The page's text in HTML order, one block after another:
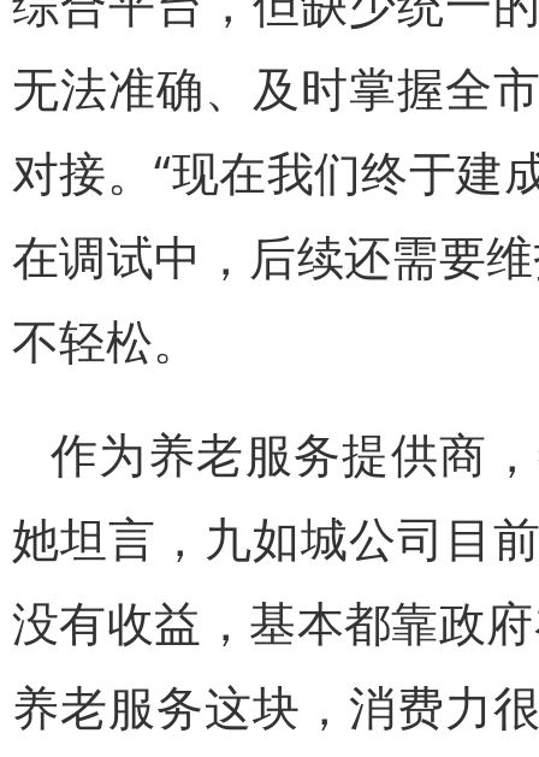
无法准确、及时掌握全
对接。“现在我们终于建
在调试中，后续还需要
不轻松。
作为养老服务提供商
她坦言，九如城公司目
没有收益，基本都靠政
养老服务这块，消费力